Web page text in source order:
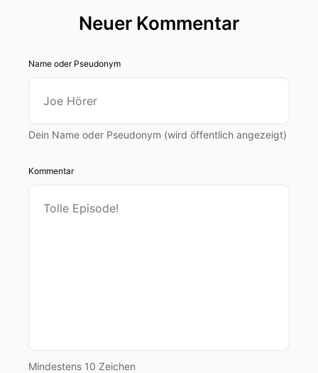
Neuer Kommentar
Name oder Pseudonym
Dein Name oder Pseudonym (wird öffentlich angezeigt)
Kommentar
Mindestens 10 Zeichen